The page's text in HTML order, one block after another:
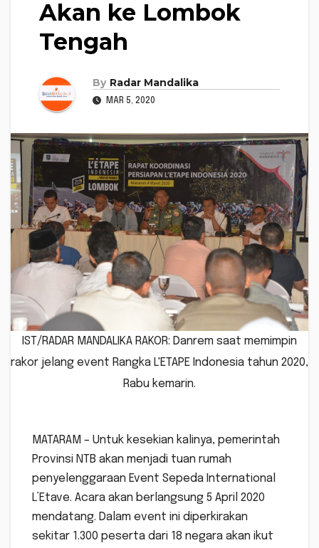
Akan ke Lombok
Tengah
By Radar Mandalika
MAR 5, 2020
IST/RADAR MANDALIKA RAKOR: Danrem saat memimpin
rakor jelang event Rangka L'ETAPE Indonesia tahun 2020,
Rabu kemarin.
MATARAM – Untuk kesekian kalinya, pemerintah
Provinsi NTB akan menjadi tuan rumah
penyelenggaraan Event Sepeda International
L’Etave. Acara akan berlangsung 5 April 2020
mendatang. Dalam event ini diperkirakan
sekitar 1.300 peserta dari 18 negara akan ikut